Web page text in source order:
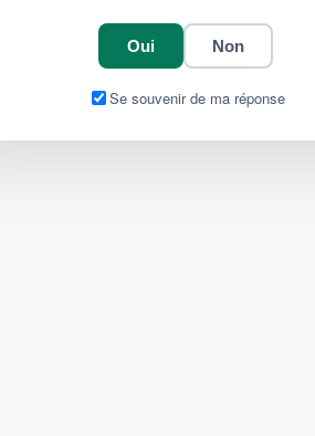
Oui Non
Se souvenir de ma réponse